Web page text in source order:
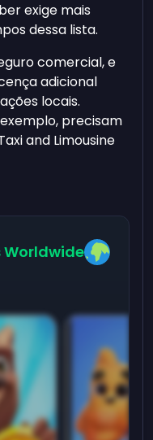
exige mais
dessa lista.
comercial, e
adicional
locais.
precisam
and Limousine
Worldwide